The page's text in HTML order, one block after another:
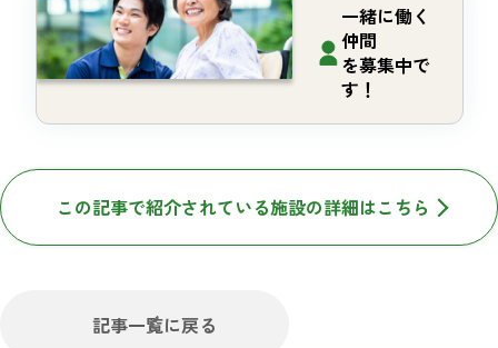
一緒に働く
仲間
を募集中で
す！
この記事で紹介されている施設の詳細はこちら
記事一覧に戻る